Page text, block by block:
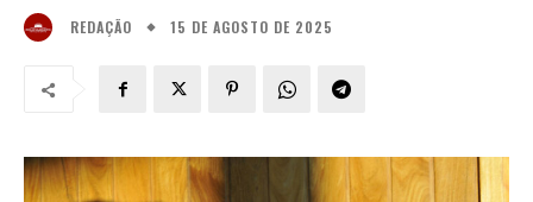
REDAÇÃO 15 DE AGOSTO DE 2025